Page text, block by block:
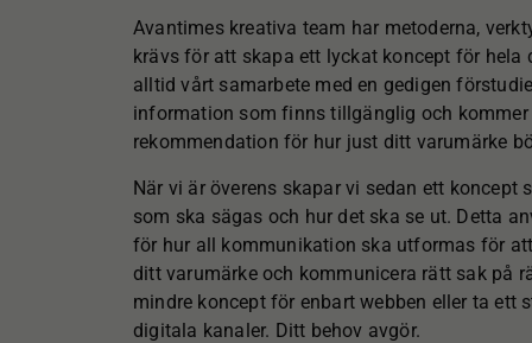
Avantimes kreativa team har metoderna,
krävs för att skapa ett lyckat koncept för hela
alltid vårt samarbete med en gedigen
information som finns tillgänglig och kommer
rekommendation för hur just ditt varumärke
När vi är överens skapar vi sedan ett koncept
som ska sägas och hur det ska se ut. Detta
för hur all kommunikation ska utformas för
ditt varumärke och kommunicera rätt sak på
mindre koncept för enbart webben eller ta ett
digitala kanaler. Ditt behov avgör.